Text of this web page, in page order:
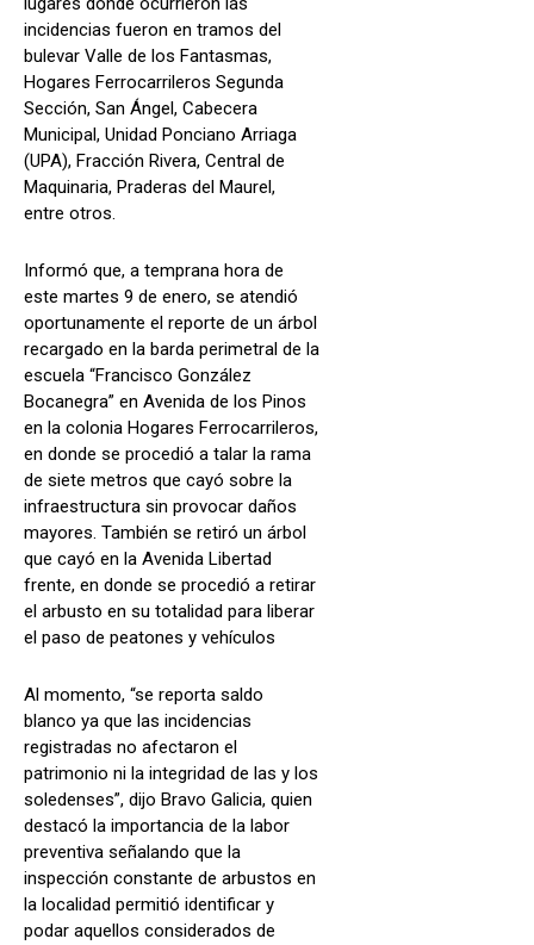
incidencias fueron en tramos del
bulevar Valle de los Fantasmas,
Hogares Ferrocarrileros Segunda
Sección, San Ángel, Cabecera
Municipal, Unidad Ponciano Arriaga
(UPA), Fracción Rivera, Central de
Maquinaria, Praderas del Maurel,
entre otros.
Informó que, a temprana hora de
este martes 9 de enero, se atendió
oportunamente el reporte de un árbol
recargado en la barda perimetral de la
escuela “Francisco González
Bocanegra” en Avenida de los Pinos
en la colonia Hogares Ferrocarrileros,
en donde se procedió a talar la rama
de siete metros que cayó sobre la
infraestructura sin provocar daños
mayores. También se retiró un árbol
que cayó en la Avenida Libertad
frente, en donde se procedió a retirar
el arbusto en su totalidad para liberar
el paso de peatones y vehículos
Al momento, “se reporta saldo
blanco ya que las incidencias
registradas no afectaron el
patrimonio ni la integridad de las y los
soledenses”, dijo Bravo Galicia, quien
destacó la importancia de la labor
preventiva señalando que la
inspección constante de arbustos en
la localidad permitió identificar y
podar aquellos considerados de